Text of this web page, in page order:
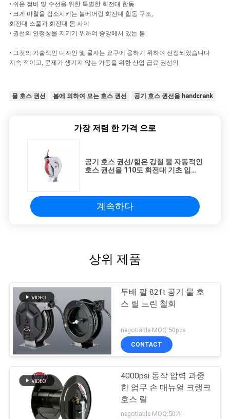
PRIVACY
POLICY
• 쉬운 정비 및 수선을 위한 특별한 회전대 합동
• 크게 마찰을 감소시키는 볼베어링 회전대 합동 구조,
회전대 스풀과 회전대 몸 사이
• 권선의 안정성을 지키기 위하여 중앙에서 있는 봄
• 그것의 기술적인 디자인 및 물자는 요구에 응하기 위하여 선정되었습니다
지속 적이고, 문제가 생기지 않는 가동을 위한 산업 급료 권선의
물 호스 권선 봄에 의하여 모는 호스 권선 공기 호스 권선을 handcrank
가장 저렴 한 가격 으로
공기 호스 권선/힘은 강철 물 자동적인
호스 권선을 110도 회전대 기초 입혔
계속하다
상위 제품
두배 팔 82ft 공기 물 호
스 릴 느린 철회
negotiable MOQ:50pcs
CONTACT
4000psi 동작 압력 과중
한 업무 손 매뉴얼 크랭크
호스 릴
negotiable MOQ:50개